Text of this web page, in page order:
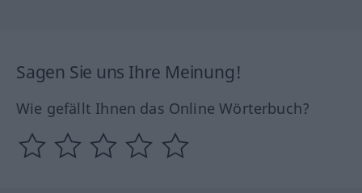
Sagen Sie uns Ihre Meinung!
Wie gefällt Ihnen das Online Wörterbuch?